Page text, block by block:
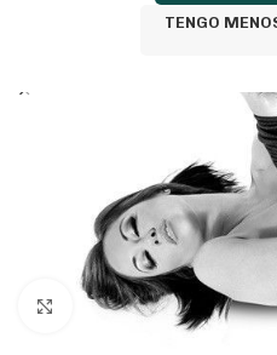
TENGO
Click to enlarge